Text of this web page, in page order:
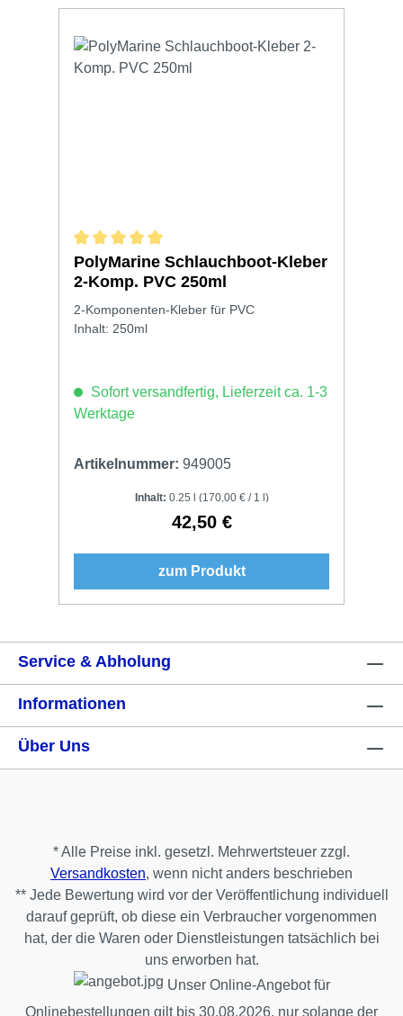
Durchschnittliche Bewertung von 5 von 5 Sternen
PolyMarine Schlauchboot-Kleber
2-Komp. PVC 250ml
2-Komponenten-Kleber für PVC
Inhalt: 250ml
Sofort versandfertig, Lieferzeit ca. 1-3
Werktage
Artikelnummer: 949005
Inhalt: 0.25 l (170,00 € / 1 l)
Regulärer Preis:
42,50 €
zum Produkt
Service & Abholung
Informationen
Über Uns
* Alle Preise inkl. gesetzl. Mehrwertsteuer zzgl.
Versandkosten, wenn nicht anders beschrieben
** Jede Bewertung wird vor der Veröffentlichung individuell
darauf geprüft, ob diese ein Verbraucher vorgenommen
hat, der die Waren oder Dienstleistungen tatsächlich bei
uns erworben hat.
Unser Online-Angebot für
Onlinebestellungen gilt bis 30.08.2026, nur solange der